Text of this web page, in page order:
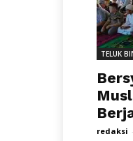
TELUK
redaksi -